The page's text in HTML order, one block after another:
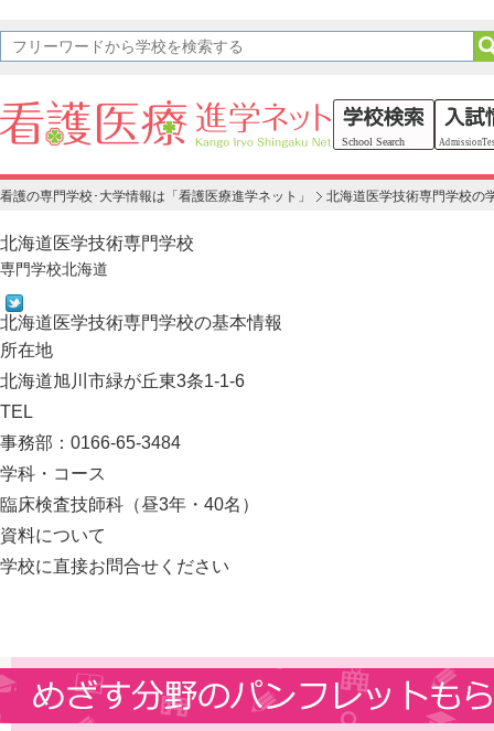
看護の専門学校･大学情報は「看護医療進学ネット」 北海道医学技術専門学校の
北海道医学技術専門学校
専門学校北海道
北海道医学技術専門学校の基本情報
所在地
北海道旭川市緑が丘東3条1-1-6
TEL
事務部：0166-65-3484
学科・コース
臨床検査技師科（昼3年・40名）
資料について
学校に直接お問合せください